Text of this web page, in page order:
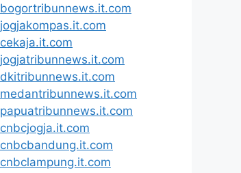
bogortribunnews.it.com
jogjakompas.it.com
cekaja.it.com
jogjatribunnews.it.com
dkitribunnews.it.com
medantribunnews.it.com
papuatribunnews.it.com
cnbcjogja.it.com
cnbcbandung.it.com
cnbclampung.it.com